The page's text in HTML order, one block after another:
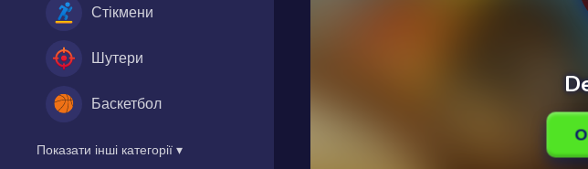
Стікмени
Шутери
Баскетбол
Показати інші категорії ▾